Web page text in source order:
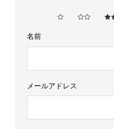
ド・
ヴ
ェ
750ml
名前
メールアドレス